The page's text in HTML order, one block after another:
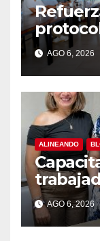
rescate
y AGO 6, 2026
ALINEANDO
en Los
AGO 6, 2026